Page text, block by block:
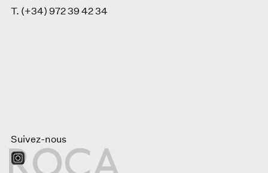
T. (+34) 972 39 42 34
Suivez-nous